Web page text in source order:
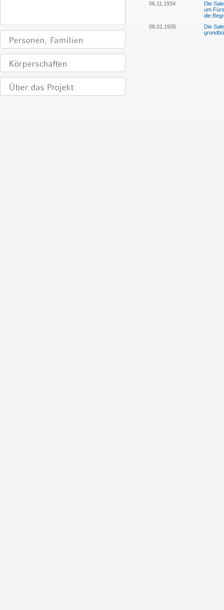
06.11.1934
Die
um
die
08.01.1935
Die